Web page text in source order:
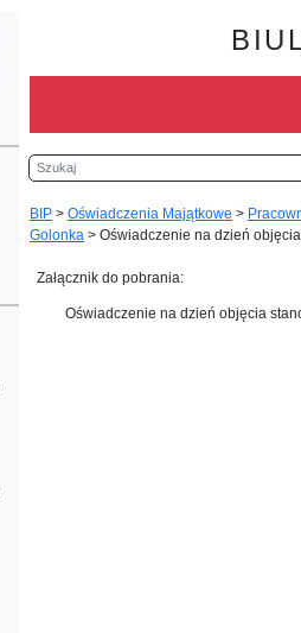
Szukaj
BIP > Oświadczenia Majątkowe >
Golonka > Oświadczenie na dzień
Załącznik do pobrania:
Oświadczenie na dzień objęcia